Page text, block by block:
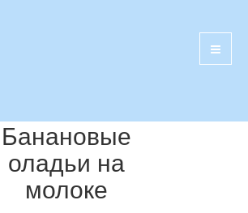
Банановые
оладьи на
молоке